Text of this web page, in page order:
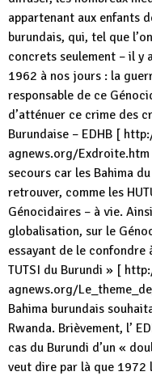
appartenant aux enfants
burundais, qui, tel que
concrets seulement – il y
1962 à nos jours : la
responsable de ce
d’atténuer ce crime des
Burundaise – EDHB [
agnews.org/
secours car les Bahima
retrouver, comme les
Génocidaires – à vie.
globalisation, sur le
essayant de le confondre
TUTSI du Burundi » [
agnews.org/
Bahima burundais
Rwanda. Brièvement, l’
cas du Burundi d’un «
veut dire par là que 1972